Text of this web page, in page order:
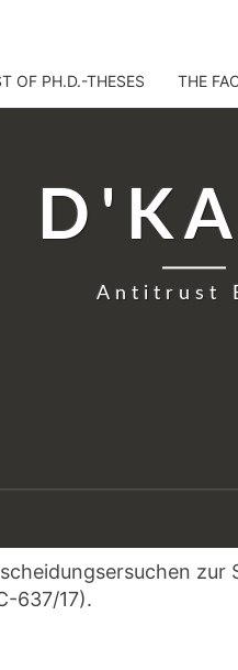
OF PH.D.-THESES THE
Antitrust